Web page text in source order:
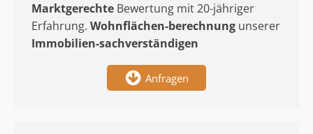
Marktgerechte Bewertung mit 20-jähriger
Erfahrung. Wohnflächen-berechnung unserer
Immobilien-sachverständigen
Anfragen